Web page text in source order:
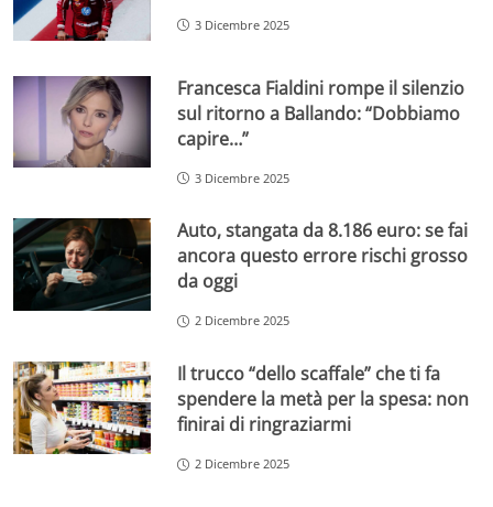
3 Dicembre 2025
Francesca Fialdini rompe il silenzio
sul ritorno a Ballando: “Dobbiamo
capire…”
3 Dicembre 2025
Auto, stangata da 8.186 euro: se fai
ancora questo errore rischi grosso
da oggi
2 Dicembre 2025
Il trucco “dello scaffale” che ti fa
spendere la metà per la spesa: non
finirai di ringraziarmi
2 Dicembre 2025